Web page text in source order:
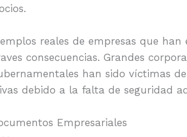
reales de empresas que han
consecuencias. Grandes
han sido víctimas
debido a la falta de seguridad
Empresariales